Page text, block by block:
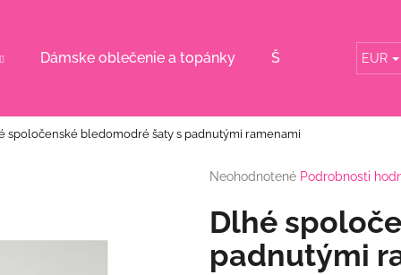
Dámske oblečenie a topánky Šaty pre EUR
spoločenské bledomodré šaty s padnutými ramenami
Priemerné
produktu
je
z
Neohodnotené Podrobnosti
Dlhé
padnutými
Odporúčame